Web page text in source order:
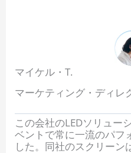
マイケル・T.
マーケティング・ディレ
この会社のLEDソリュー
ベントで常に一流のパフ
した。同社のスクリーン